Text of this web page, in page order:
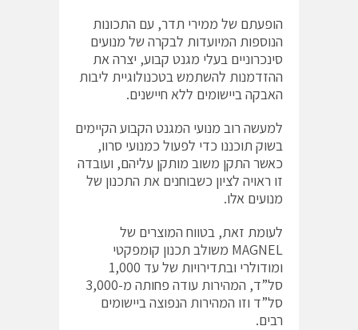
הופעתם של ממירי תדר, עם התכונות
הנוספות המיועדות לבקרה של מנועים
סינכרוניים בעלי מגנט קבוע, יצרה את
ההזדמנות להשתמש בטכנולוגיית ליבות
האבקה ביישומים ללא חיישנים.
למעשה רוב מנועי המגנט הקבוע הקיימים
בשוק תוכננו כדי לפעול כמנועי סרוו,
כאשר התקן משוב מותקן עליהם, ועובדה
זו ראויה לציון כשבוחנים את התכנון של
מנועים אלו.
לעומת זאת, בטווח המוצרים של
MAGNEL משולב תכנון קומפקטי
ומודולרי ובתדירויות של עד 1,000
סל”ד, המהירות עודה פחותה מ-3,000
סל”ד וזו המהירות הנפוצה ביישומים
רבים.